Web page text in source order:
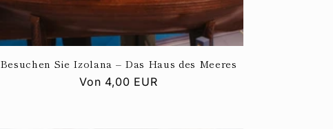
Besuchen Sie Izolana – Das Haus des Meeres
Normaler
Von 4,00 EUR